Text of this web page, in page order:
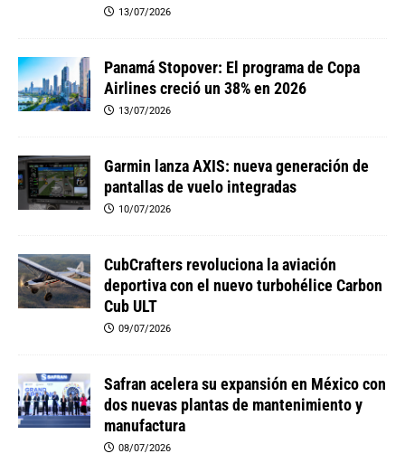
13/07/2026
Panamá Stopover: El programa de Copa
Airlines creció un 38% en 2026
13/07/2026
Garmin lanza AXIS: nueva generación de
pantallas de vuelo integradas
10/07/2026
CubCrafters revoluciona la aviación
deportiva con el nuevo turbohélice Carbon
Cub ULT
09/07/2026
Safran acelera su expansión en México con
dos nuevas plantas de mantenimiento y
manufactura
08/07/2026